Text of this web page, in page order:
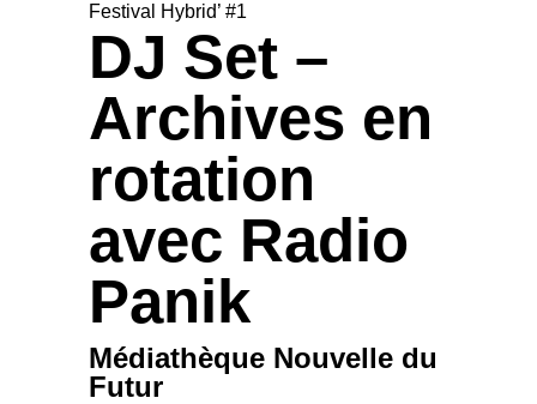
Festival Hybrid’ #1
DJ Set –
Archives en
rotation
avec Radio
Panik
Médiathèque Nouvelle du
Futur